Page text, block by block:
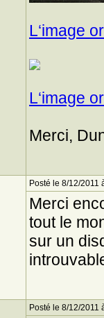
L‘image
L‘image
Merci,
Posté le 8/12/2011
Merci
tout le
sur un
Posté le 8/12/2011